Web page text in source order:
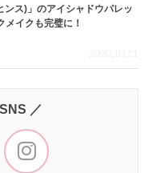
ス)」のアイシャドウパレッ
メイクも完璧に！
2020.10.11
／